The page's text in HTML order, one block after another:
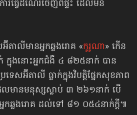
ធ្វើដំណើរចេញពីផ្ទះ ដែលមិន
ាលីមានអ្នកឆ្លងរោគ «កូរូណា» កើន
ងនោះអ្នកជំងឺ ៤ ៨២៥នាក់ បាន
ទេសអ៊ីតាលី ធ្លាក់ក្នុងវិបត្តិផ្នែកសុខភាព
ែលមានមនុស្សស្លាប់ ៣ ២៦១នាក់ បើ
នកឆ្លងរោគ ដល់ទៅ ៨១ ០៥៤នាក់ក្ដី៕